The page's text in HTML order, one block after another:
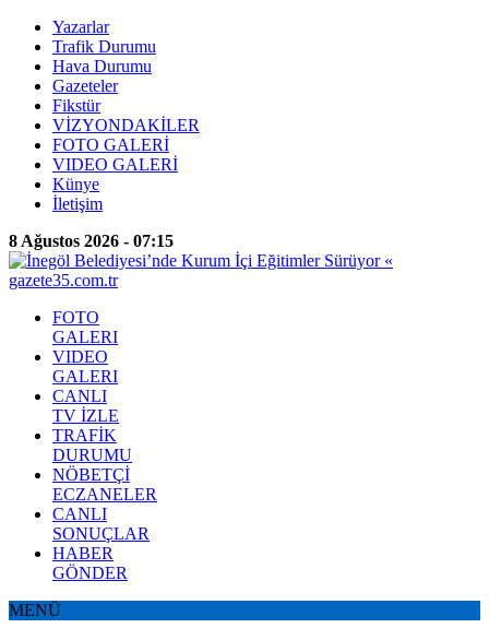
Yazarlar
Trafik Durumu
Hava Durumu
Gazeteler
Fikstür
VİZYONDAKİLER
FOTO GALERİ
VIDEO GALERİ
Künye
İletişim
8 Ağustos 2026 - 07:15
FOTO
GALERI
VIDEO
GALERI
CANLI
TV İZLE
TRAFİK
DURUMU
NÖBETÇİ
ECZANELER
CANLI
SONUÇLAR
HABER
GÖNDER
MENÜ